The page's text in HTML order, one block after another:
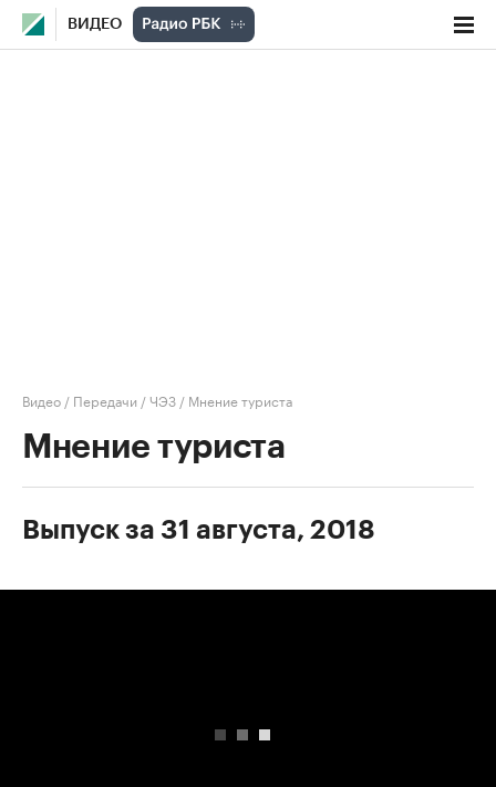
ВИДЕО
Видео / Передачи /ЧЭЗ / Мнение туриста
Мнение туриста
Выпуск за 31 августа, 2018